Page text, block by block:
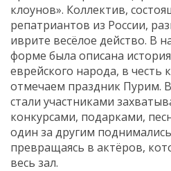
клоунов». Коллектив,
репатриантов из России,
иврите весёлое действо. В
форме была описана история
еврейского народа, в честь
отмечаем праздник Пурим.
стали участниками
конкурсами, подарками,
один за другим
превращаясь в актёров,
весь зал.